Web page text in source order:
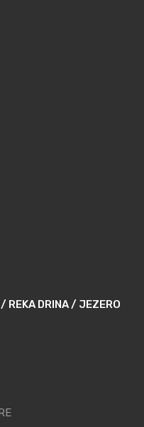
REKA DRINA / JEZERO